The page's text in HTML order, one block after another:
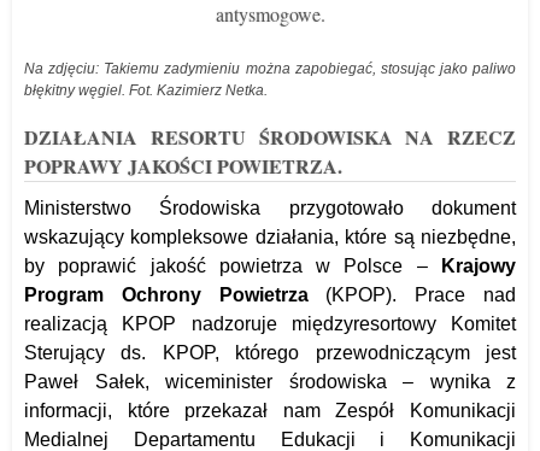
antysmogowe.
Na zdjęciu: Takiemu zadymieniu można zapobiegać, stosując jako paliwo
błękitny węgiel. Fot. Kazimierz Netka.
DZIAŁANIA RESORTU ŚRODOWISKA NA RZECZ
POPRAWY JAKOŚCI POWIETRZA.
Ministerstwo Środowiska przygotowało dokument
wskazujący kompleksowe działania, które są niezbędne,
by poprawić jakość powietrza w Polsce –
Krajowy
Program Ochrony Powietrza(KPOP). Prace nad
realizacją KPOP nadzoruje międzyresortowy Komitet
Sterujący ds. KPOP, którego przewodniczącym jest
Paweł Sałek, wiceminister środowiska – wynika z
informacji, które przekazał nam Zespół Komunikacji
Medialnej Departamentu Edukacji i Komunikacji